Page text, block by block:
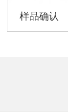
样品确认